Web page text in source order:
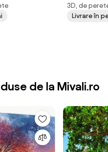
pronunțate
3D, de
Livrare în
de la Mivali.ro